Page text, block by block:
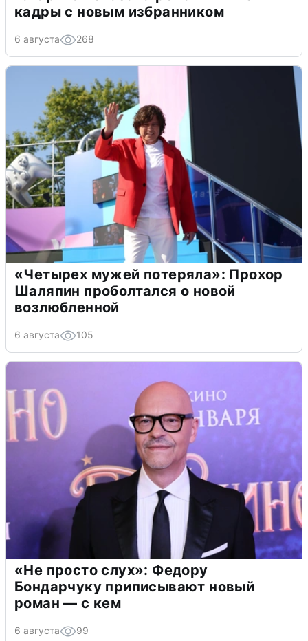
кадры с новым избранником
6 августа 268
«Четырех мужей потеряла»: Прохор
Шаляпин проболтался о новой
возлюбленной
6 августа 105
«Не просто слух»: Федору
Бондарчуку приписывают новый
роман — с кем
6 августа 99